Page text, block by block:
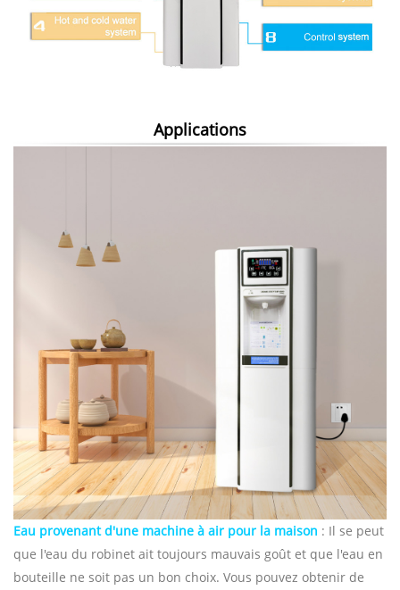
Applications
Eau provenant d'une machine à air pour la maison : Il se peut
que l'eau du robinet ait toujours mauvais goût et que l'eau en
bouteille ne soit pas un bon choix. Vous pouvez obtenir de